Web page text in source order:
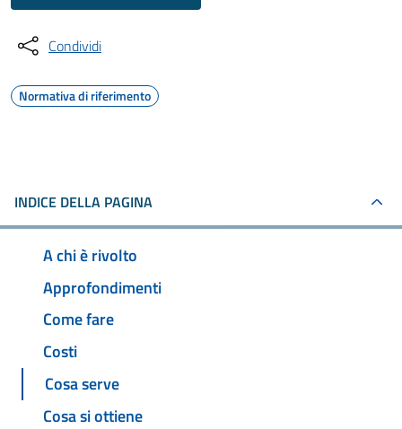
Condividi
Normativa di riferimento
INDICE DELLA PAGINA
A chi è rivolto
Approfondimenti
Come fare
Costi
Cosa serve
Cosa si ottiene